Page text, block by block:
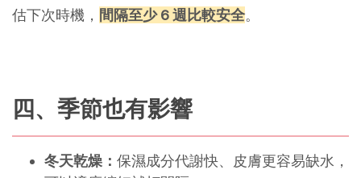
估下次時機， 間隔至少 6 週比較安全。
四、季節也有影響
冬天乾燥： 保濕成分代謝快、皮膚更容易缺水，